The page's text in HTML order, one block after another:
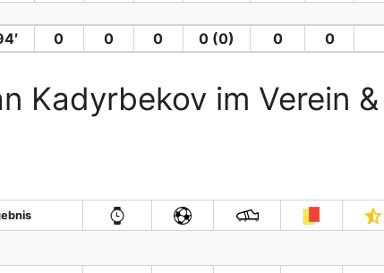
0 0 0 0 (0) 0 0
Kadyrbekov im Verein &